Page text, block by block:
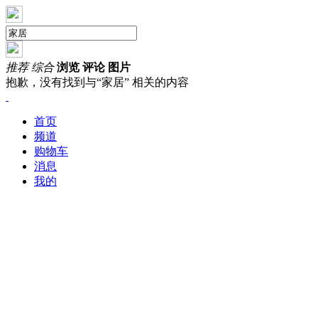
推荐 综合 浏览 评论 图片
抱歉，没有找到与“家居” 相关的内容
首页
频道
购物车
消息
我的